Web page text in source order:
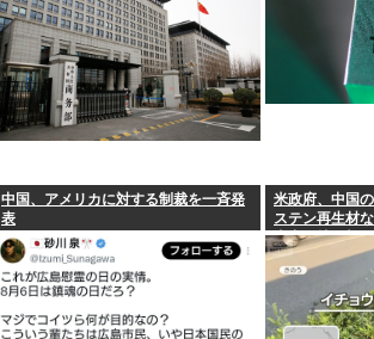
中国、アメリカに対する制裁を一斉発
表
米政府、中国
ステン再生材
米中に挟み撃